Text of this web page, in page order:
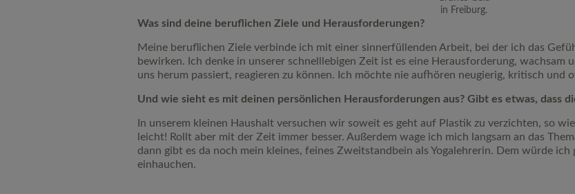
in Freiburg.
Was sind deine beruflichen Ziele und Herausforderungen?
Meine beruflichen Ziele verbinde ich mit einer sinnerfüllenden Arbeit, bei der ich das
bewirken. Ich denke in unserer schnelllebigen Zeit ist es eine Herausforderung, wachsam
uns herum passiert, reagieren zu können. Ich möchte nie aufhören neugierig, kritisch und
Und wie sieht es mit deinen persönlichen Herausforderungen aus? Gibt es etwas, dass
In unserem kleinen Haushalt versuchen wir soweit es geht auf Plastik zu verzichten, so
leicht! Rollt aber mit der Zeit immer besser. Außerdem wage ich mich langsam an das
dann gibt es da noch mein kleines, feines Zweitstandbein als Yogalehrerin. Dem würde ich
einhauchen.